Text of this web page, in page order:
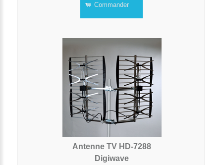
Commander
Antenne TV HD-7288
Digiwave